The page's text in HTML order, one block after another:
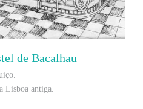
de Bacalhau
Lisboa antiga.